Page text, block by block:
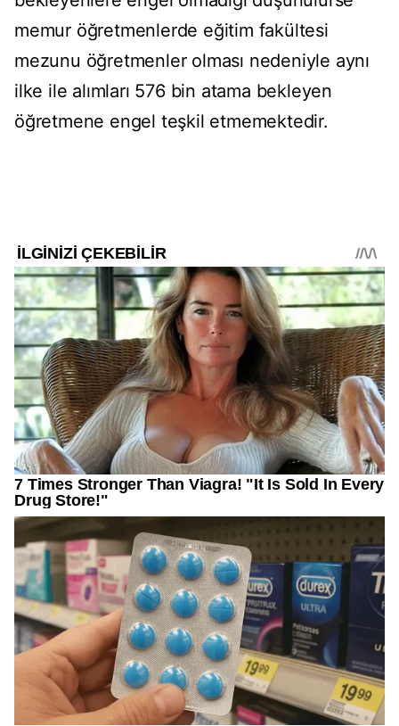
memur öğretmenlerde eğitim fakültesi
mezunu öğretmenler olması nedeniyle aynı
ilke ile alımları 576 bin atama bekleyen
öğretmene engel teşkil etmemektedir.